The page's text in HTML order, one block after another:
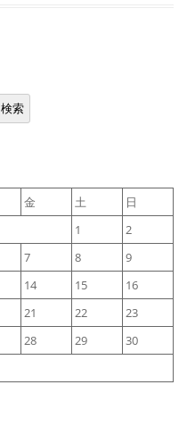
検索
金 土
日
1
2
7 8
9
14 15
16
21 22
23
28 29
30